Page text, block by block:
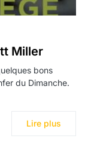
Miller
bons
du Dimanche.
Lire plus